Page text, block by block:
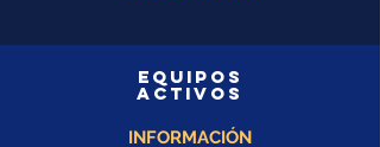
EQUIPOS
ACTIVOS
INFORMACIÓN